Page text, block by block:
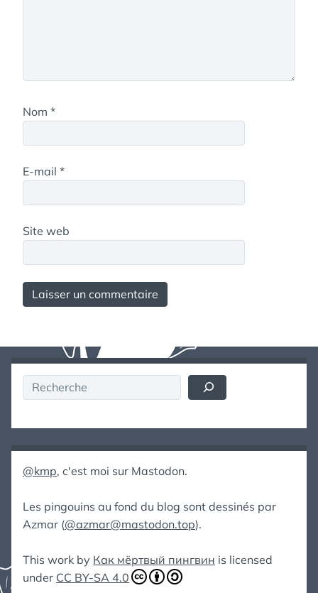
Nom *
E-mail *
Site web
Rechercher
@kmp, c'est moi sur Mastodon.
Les pingouins au fond du blog sont dessinés par
Azmar (@azmar@mastodon.top).
This work by Как мёртвый пингвин is licensed
under CC BY-SA 4.0